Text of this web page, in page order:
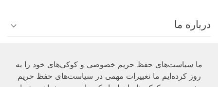
درباره ما
کاربر
ما سیاست‌های حفظ حریم خصوصی و کوکی‌های خود را به
روز کرده‌ایم ما تغییرات مهمی در سیاست‌های حفظ حریم